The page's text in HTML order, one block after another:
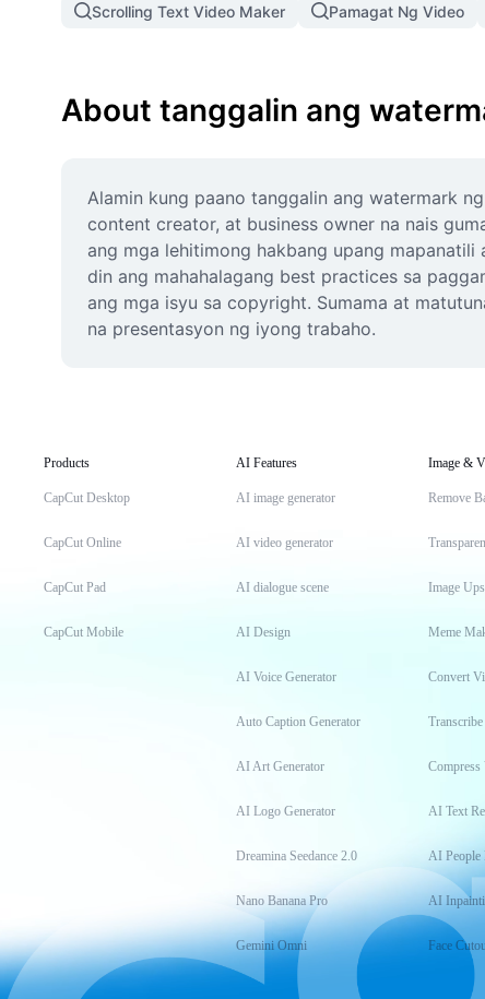
Scrolling Text Video Maker Pamagat Ng Video
About tanggalin ang
Alamin kung paano tanggalin ang watermark
content creator, at business owner na nais
ang mga lehitimong hakbang upang
din ang mahahalagang best practices sa
ang mga isyu sa copyright. Sumama at
na presentasyon ng iyong trabaho.
Products
CapCut Desktop
CapCut Online
CapCut Pad
CapCut Mobile
AI Features
AI image generator
AI video generator
AI dialogue scene
AI Design
AI Voice Generator
Auto Caption Generator
AI Art Generator
AI Logo Generator
Dreamina Seedance 2.0
Nano Banana Pro
Gemini Omni
Image &
Remove
Image
Meme
Convert
Compress
AI Text
AI People
AI
Face